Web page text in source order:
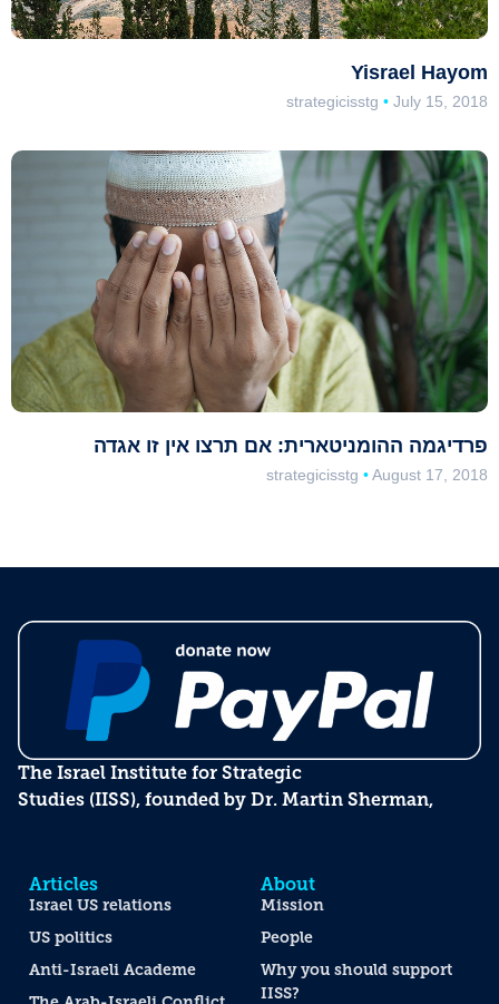
Yisrael Hayom
strategicisstg July 15, 2018
פרדיגמה ההומניטארית: אם תרצו אין זו אגדה
strategicisstg August 17, 2018
The Israel Institute for Strategic
Studies (IISS), founded by Dr. Martin Sherman,
Articles
Israel US relations
US politics
Anti-Israeli Academe
About
Mission
People
Why you should support
IISS?